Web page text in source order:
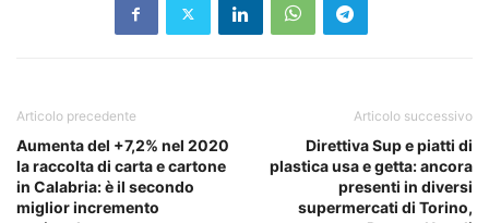
Articolo precedente
Aumenta del +7,2% nel 2020
la raccolta di carta e cartone
in Calabria: è il secondo
miglior incremento
Articolo successivo
Direttiva Sup e piatti di
plastica usa e getta: ancora
presenti in diversi
supermercati di Torino,